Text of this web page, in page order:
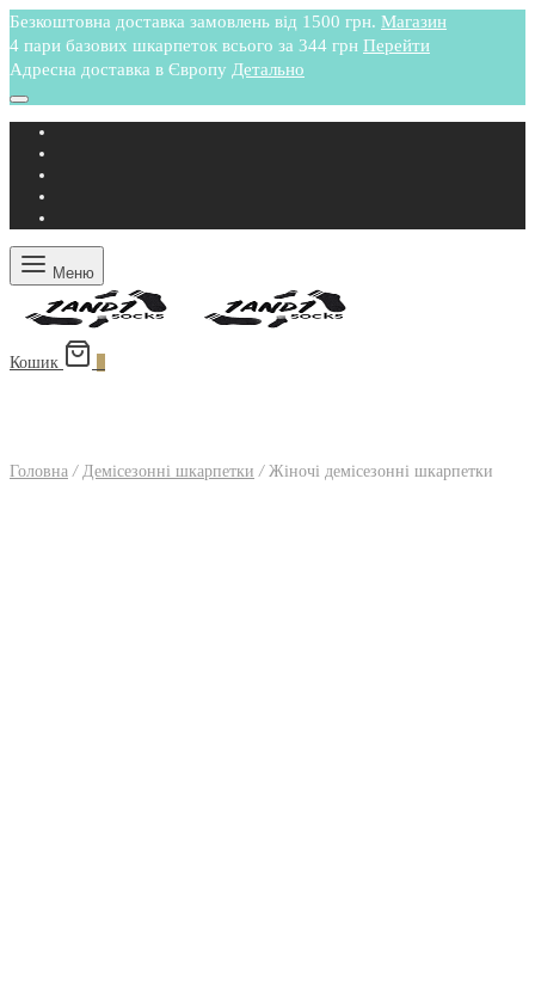
Безкоштовна доставка замовлень від 1500 грн. Магазин
4 пари базових шкарпеток всього за 344 грн Перейти
Адресна доставка в Європу Детально
Меню
Кошик
Головна / Демісезонні шкарпетки /Жіночі демісезонні шкарпетки